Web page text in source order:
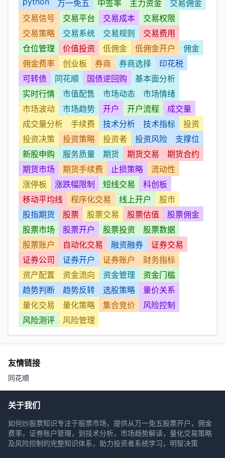
万一免五 中签率 主力资金
交易佣金
交易信号
交易平台 交易成本
交易权限
交易策略
交易系统 交易规则
交易费用
仓位管理
价值投资 低佣金 低佣金开户
佣金
佣金费率
创业板 券商 券商选择
印花税
可转债
同花顺 国债逆回购
基本面分析
实时行情
市值配售 市场动态
市场情绪
市场波动
市场趋势 开户 开户流程
成交量
成交量分析
手续费 技术分析 技术指标
投资
投资决策
投资策略 投资者 投资风险
支撑位
新股申购
服务质量 期货 期货交易
期货合约
期货市场
期货手续费 止损策略
流动性
涨停板
涨跌幅限制 短线交易
科创板
移动平均线
程序化交易 线上开户
股市
股指期货
股票 股票交易 股票估值
股票佣金
股票市场
股票开户 股票投资
股票数据
股票账户
自动化交易 融资融券
证券交易
证券公司
证券开户 证券账户
财务指标
资产配置
资金流向 资金管理
资金门槛
趋势判断
趋势反转 选股策略
量价关系
量化交易
量化策略 集合竞价
风险控制
风险测评
风险管理
友情链接
同花顺
关于我们
如何炒股票知识专注于股票市场，提供从万一免五股票开户，佣金
费率，证券账户管理，到技术分析，市场趋势解读，量化交易策略
及风险控制的完整知识体系，助力投资者系统学习，明智决策